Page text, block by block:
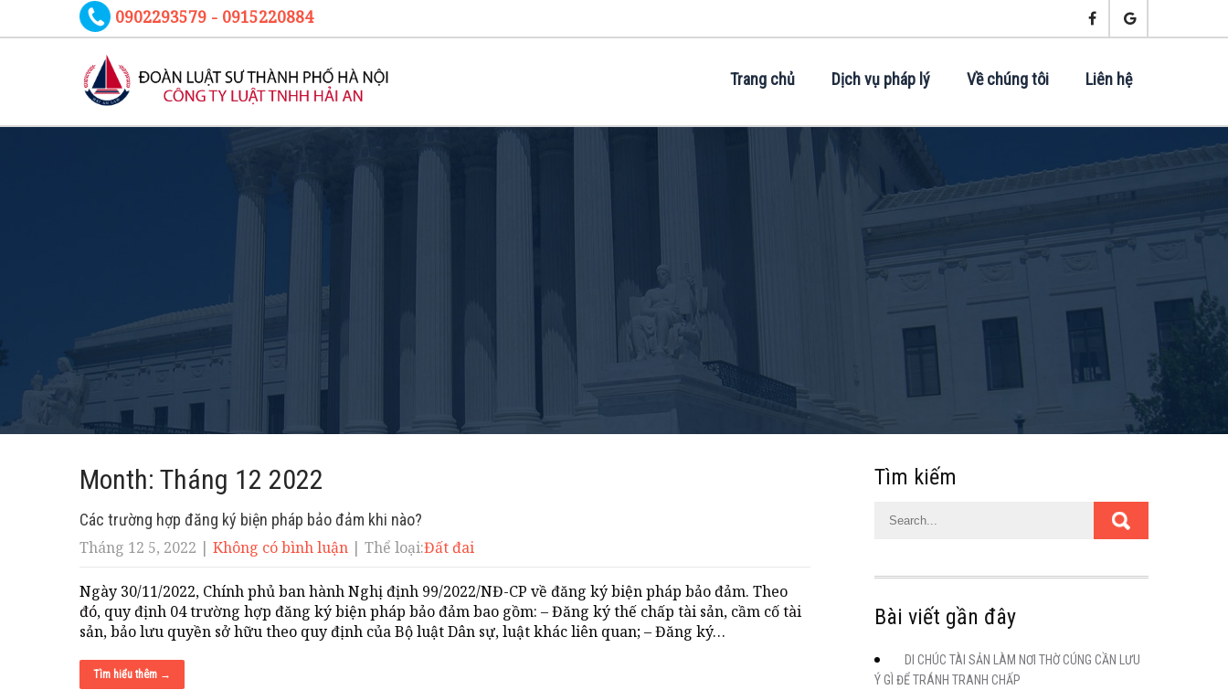
0902293579 - 0915220884
Trang chủ Dịch vụ pháp lý Về chúng tôi Liên hệ
Month: Tháng 12 2022
Các trường hợp đăng ký biện pháp bảo đảm khi nào?
Tháng 12 5, 2022 | Không có bình luận | Thể loại:Đất đai
Ngày 30/11/2022, Chính phủ ban hành Nghị định 99/2022/NĐ-CP về đăng ký biện pháp bảo đảm. Theo
đó, quy định 04 trường hợp đăng ký biện pháp bảo đảm bao gồm: – Đăng ký thế chấp tài sản, cầm cố tài
sản, bảo lưu quyền sở hữu theo quy định của Bộ luật Dân sự, luật khác liên quan; – Đăng ký…
Tìm hiểu thêm →
Tìm kiếm
Bài viết gần đây
DI CHÚC TÀI SẢN LÀM NƠI THỜ CÚNG CẦN LƯU
Ý GÌ ĐỂ TRÁNH TRANH CHẤP